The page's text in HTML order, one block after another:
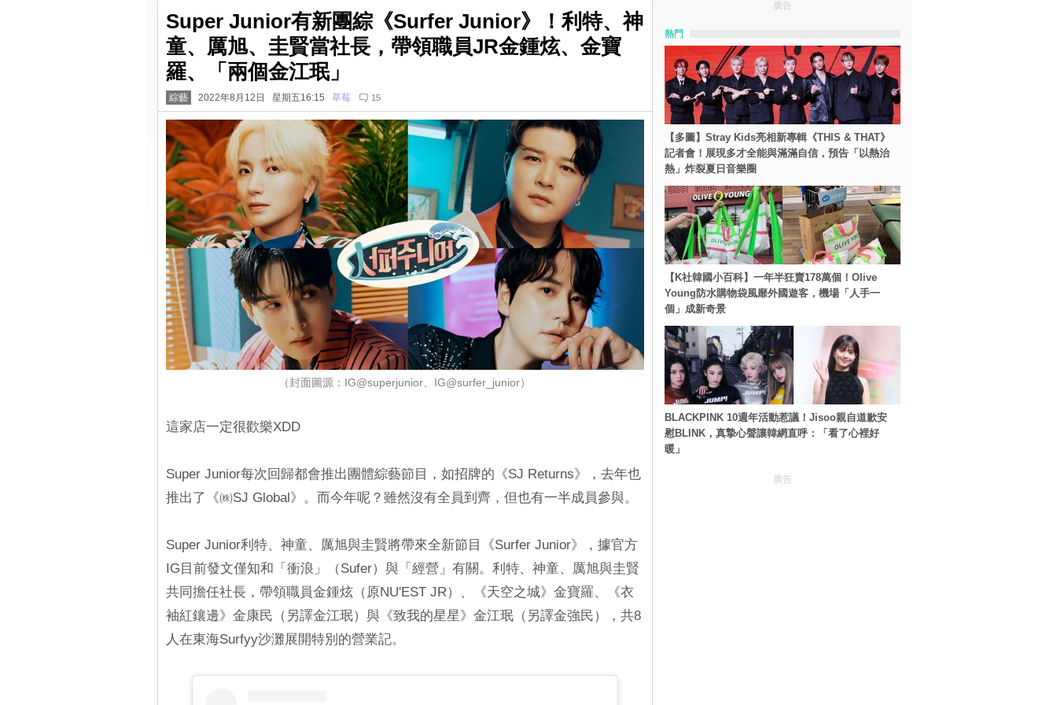
Super Junior有新團綜《Surfer Junior》！利特、神
童、厲旭、圭賢當社長，帶領職員JR金鍾炫、金寶
羅、「兩個金江珉」
綜藝 2022年8月12日 星期五16:15 草莓 15
（封面圖源：IG@superjunior、IG@surfer_junior）
這家店一定很歡樂XDD
Super Junior每次回歸都會推出團體綜藝節目，如招牌的《SJ Returns》，去年也
推出了《㈱SJ Global》。而今年呢？雖然沒有全員到齊，但也有一半成員參與。
Super Junior利特、神童、厲旭與圭賢將帶來全新節目《Surfer Junior》，據官方
IG目前發文僅知和「衝浪」（Sufer）與「經營」有關。利特、神童、厲旭與圭賢
共同擔任社長，帶領職員金鍾炫（原NU'EST JR）、《天空之城》金寶羅、《衣
袖紅鑲邊》金康民（另譯金江珉）與《致我的星星》金江珉（另譯金強民），共8
人在東海Surfyy沙灘展開特別的營業記。
廣告
熱門
【多圖】Stray Kids亮相新專輯《THIS & THAT》
記者會！展現多才全能與滿滿自信，預告「以熱治
熱」炸裂夏日音樂圈
【K社韓國小百科】一年半狂賣178萬個！Olive
Young防水購物袋風靡外國遊客，機場「人手一
個」成新奇景
BLACKPINK 10週年活動惹議！Jisoo親自道歉安
慰BLINK，真摯心聲讓韓網直呼：「看了心裡好
暖」
廣告